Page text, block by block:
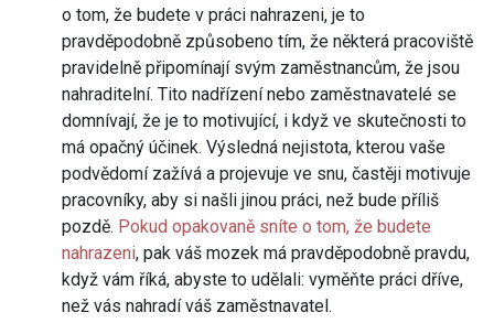
o tom, že budete v práci nahrazeni, je to
pravděpodobně způsobeno tím, že některá pracoviště
pravidelně připomínají svým zaměstnancům, že jsou
nahraditelní. Tito nadřízení nebo zaměstnavatelé se
domnívají, že je to motivující, i když ve skutečnosti to
má opačný účinek. Výsledná nejistota, kterou vaše
podvědomí zažívá a projevuje ve snu, častěji motivuje
pracovníky, aby si našli jinou práci, než bude příliš
pozdě. Pokud opakovaně sníte o tom, že budete
nahrazeni, pak váš mozek má pravděpodobně pravdu,
když vám říká, abyste to udělali: vyměňte práci dříve,
než vás nahradí váš zaměstnavatel.